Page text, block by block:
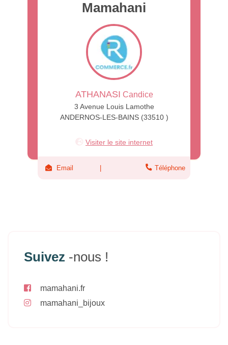
Mamahani
ATHANASI Candice
3 Avenue Louis Lamothe
ANDERNOS-LES-BAINS (33510 )
Visiter le site internet
Email Téléphone
Suivez -nous !
mamahani.fr
mamahani_bijoux